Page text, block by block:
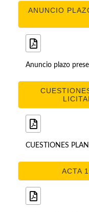
ANUNCIO
Anuncio plazo
CUESTIONES
ACTA